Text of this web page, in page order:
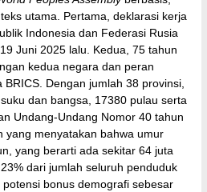
utama. Pertama, deklarasi kerja
Indonesia dan Federasi Rusia
Juni 2025 lalu. Kedua, 75 tahun
kedua negara dan peran
BRICS. Dengan jumlah 38 provinsi,
dan bangsa, 17380 pulau serta
Undang-Undang Nomor 40 tahun
yang menyatakan bahwa umur
yang berarti ada sekitar 64 juta
dari jumlah seluruh penduduk
potensi bonus demografi sebesar